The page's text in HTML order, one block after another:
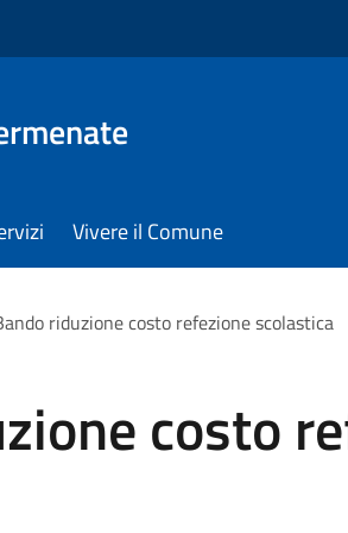
Vivere il Comune
riduzione costo refezione scolastica
costo